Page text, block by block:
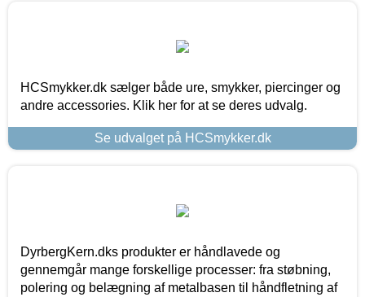
HCSmykker.dk sælger både ure, smykker, piercinger og
andre accessories. Klik her for at se deres udvalg.
Se udvalget på HCSmykker.dk
DyrbergKern.dks produkter er håndlavede og
gennemgår mange forskellige processer: fra støbning,
polering og belægning af metalbasen til håndfletning af